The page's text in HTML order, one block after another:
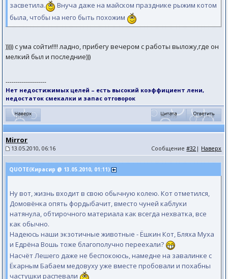
засветила.
Внуча даже на майском празднике рыжим котом
была, чтобы на него быть похожим
))))) c ума сойти!!!! ладно, прибегу вечером с работы выложу,где он
мелкий был и последние)))
--------------------
Нет недостижимых целей – есть высокий коэффициент лени,
недостаток смекалки и запас отговорок
Mirror
13.05.2010, 06:16 Сообщение#32 | Наверх
QUOTE(Кирасир @ 13.05.2010, 01:11)
Ну вот, жизнь входит в свою обычную колею. Кот отметился,
Домовёнка опять фордыбачит, вместо чуней каблуки
натянула, обтирочного материала как всегда нехватка, все
как обычно.
Надеюсь наши экзотичные животные - Ёшкин Кот, Бляха Муха
и Едрёна Вошь тоже благополучно переехали?
Насчёт Лешего даже не беспокоюсь, намедне на завалинке с
Ёкарным Бабаем медовуху уже вместе пробовали и похабны
частушки распевали